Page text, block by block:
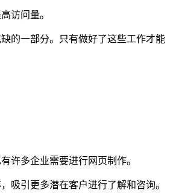
访问量。
的一部分。只有做好了这些工作才能
许多企业需要进行网页制作。
吸引更多潜在客户进行了解和咨询。